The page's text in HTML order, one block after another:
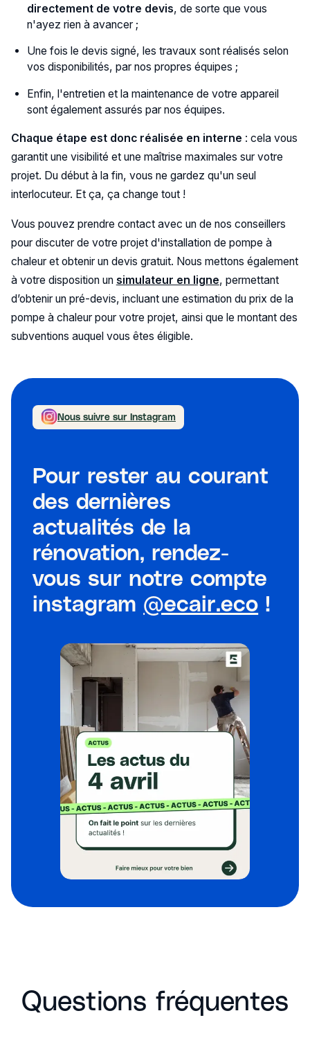
directement de votre devis, de sorte que vous
n'ayez rien à avancer ;
Une fois le devis signé, les travaux sont réalisés selon
vos disponibilités, par nos propres équipes ;
Enfin, l'entretien et la maintenance de votre appareil
sont également assurés par nos équipes.
Chaque étape est donc réalisée en interne : cela vous
garantit une visibilité et une maîtrise maximales sur votre
projet. Du début à la fin, vous ne gardez qu'un seul
interlocuteur. Et ça, ça change tout !
Vous pouvez prendre contact avec un de nos conseillers
pour discuter de votre projet d'installation de pompe à
chaleur et obtenir un devis gratuit. Nous mettons également
à votre disposition un simulateur en ligne, permettant
d’obtenir un pré-devis, incluant une estimation du prix de la
pompe à chaleur pour votre projet, ainsi que le montant des
subventions auquel vous êtes éligible.
Nous suivre sur Instagram
Pour rester au courant
des dernières
actualités de la
rénovation, rendez-
vous sur notre compte
instagram @ecair.eco !
Questions fréquentes